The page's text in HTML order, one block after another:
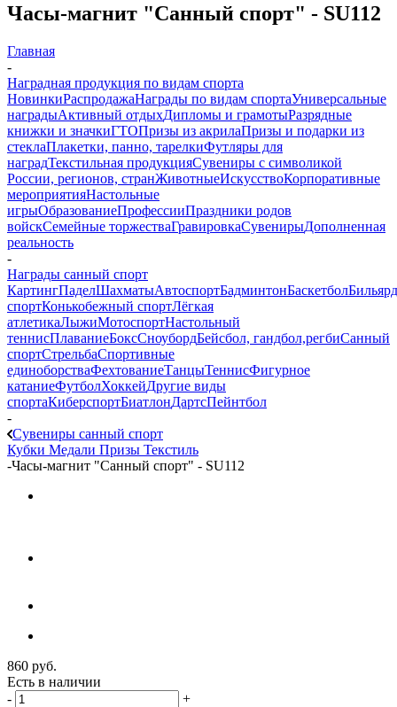
Часы-магнит "Санный спорт" - SU112
Главная
-
Наградная продукция по видам спорта
НовинкиРаспродажаНаграды по видам спортаУниверсальные
наградыАктивный отдыхДипломы и грамотыРазрядные
книжки и значкиГТОПризы из акрилаПризы и подарки из
стеклаПлакетки, панно, тарелкиФутляры для
наградТекстильная продукцияСувениры с символикой
России, регионов, странЖивотныеИскусствоКорпоративные
мероприятияНастольные
игрыОбразованиеПрофессииПраздники родов
войскСемейные торжестваГравировкаСувенирыДополненная
реальность
-
Награды санный спорт
КартингПаделШахматыАвтоспортБадминтонБаскетболБильярд
спортКонькобежный спортЛёгкая
атлетикаЛыжиМотоспортНастольный
теннисПлаваниеБоксСноубордБейсбол, гандбол,регбиСанный
спортСтрельбаСпортивные
единоборстваФехтованиеТанцыТеннисФигурное
катаниеФутболХоккейДругие виды
спортаКиберспортБиатлонДартсПейнтбол
-
Сувениры санный спорт
Кубки Медали Призы Текстиль
-Часы-магнит "Санный спорт" - SU112
860 руб.
Есть в наличии
-
+